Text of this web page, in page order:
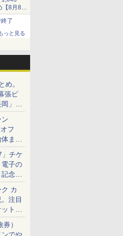
【8月8日
版」が
了
っと見る
め。
張ビ
」な
し！
フ
まと
」チケ
電子の
念チ
カ
注目
ト手
は？
）